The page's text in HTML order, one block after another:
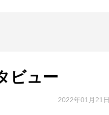
ビュー
2022年01月21日